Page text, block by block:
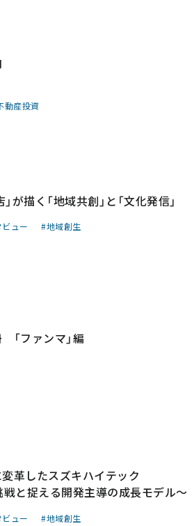
動産投資
描く「地域共創」と「文化発信」
ュー 地域創生
ファンマ」編
革したスズキハイテック
戦と捉える開発主導の成長モデル～
ュー 地域創生